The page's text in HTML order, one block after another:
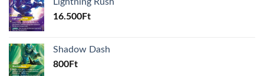
16.500Ft
Shadow Dash
800Ft